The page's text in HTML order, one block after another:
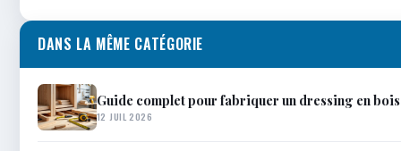
DANS LA MÊME CATÉGORIE
Guide complet pour fabriquer un dressing en
12 JUIL 2026